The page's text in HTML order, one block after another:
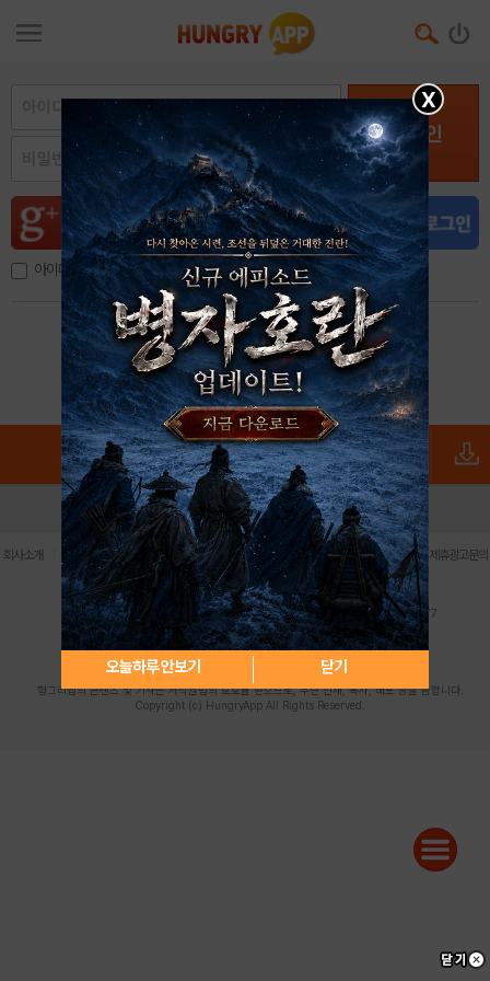
로그인
아이디, 이메일 저장
아이디 / 비밀번호 찾기 회원가입
X
오늘하루 안보기 닫기
로그인 PC버전 전체앱
회사소개 이용약관 | 개인정보 처리방침 | 청소년 보호정책 | 불법촬영물 신고센터 | 제휴광고문의
사업자등록번호:119-86-61101 (주)스마트나우 대표이사:송현두
주소: 서울시 금천구 가산디지털1로 171 연락처:063-284-8635 팩스:02-6265-0377
청소년보호책임자:김동욱desk@hungryapp.co.kr
등록번호:서울아02322 | 등록일자:2016년4월25일
발행인:(주)스마트나우 송현두 | 편집인:김동욱
헝그리앱의 콘텐츠 및 기사는 저작권법의 보호를 받으므로, 무단 전재, 복사, 배포 등을 금합니다.
Copyright (c) HungryApp All Rights Reserved.